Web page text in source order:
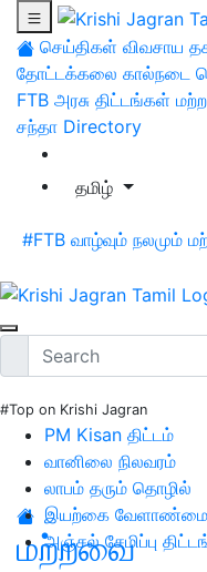
செய்திகள் விவசாய
தோட்டக்கலை கால்நடை
FTB அரசு திட்டங்கள்
சந்தா Directory
தமிழ்
#FTB வாழ்வும் நலமும்
#Top on Krishi Jagran
PM Kisan திட்டம்
வானிலை நிலவரம்
லாபம் தரும் தொழில்
இயற்கை வேளாண்மை
அஞ்சல் சேமிப்பு
மற்றவை